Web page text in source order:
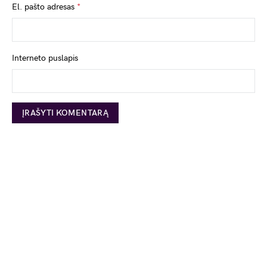
El. pašto adresas *
Interneto puslapis